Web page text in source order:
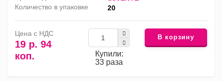
Количество в упаковке
20
Цена с НДС
19 р. 94
коп.
Купили:
33 раза
В корзину